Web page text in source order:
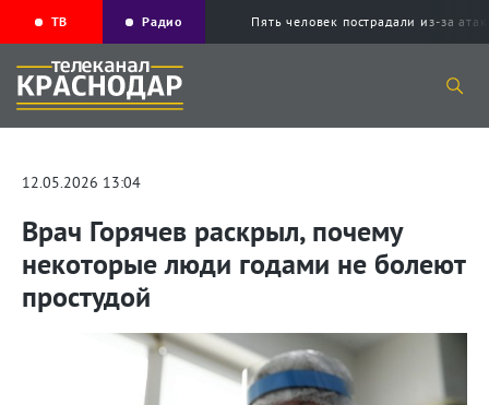
ТВ Радио Пять человек пострадали из-за
12.05.2026 13:04
Врач Горячев раскрыл, почему
некоторые люди годами не болеют
простудой